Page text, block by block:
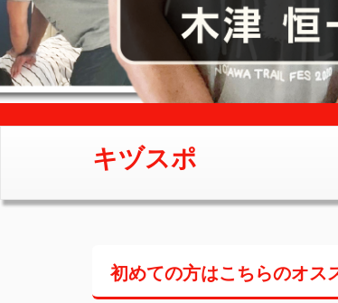
キヅスポ
初めての方はこちらのオス